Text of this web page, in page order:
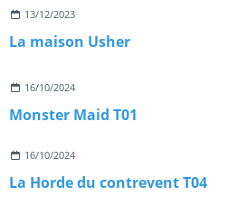
13/12/2023
La maison Usher
16/10/2024
Monster Maid T01
16/10/2024
La Horde du contrevent T04